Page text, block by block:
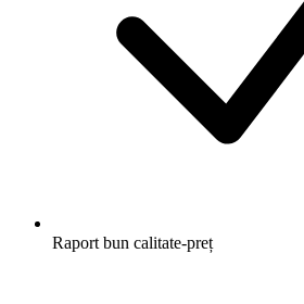
Raport bun calitate-preț